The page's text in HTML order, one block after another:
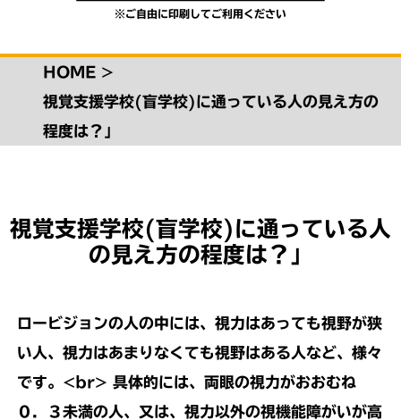
※ご自由に印刷してご利用ください
HOME>
視覚支援学校(盲学校)に通っている人の見え方の
程度は？」
視覚支援学校(盲学校)に通っている人
の見え方の程度は？」
ロービジョンの人の中には、視力はあっても視野が狭
い人、視力はあまりなくても視野はある人など、様々
です。<br> 具体的には、両眼の視力がおおむね
０．３未満の人、又は、視力以外の視機能障がいが高